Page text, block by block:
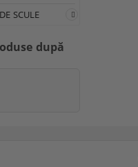
SCULE
după